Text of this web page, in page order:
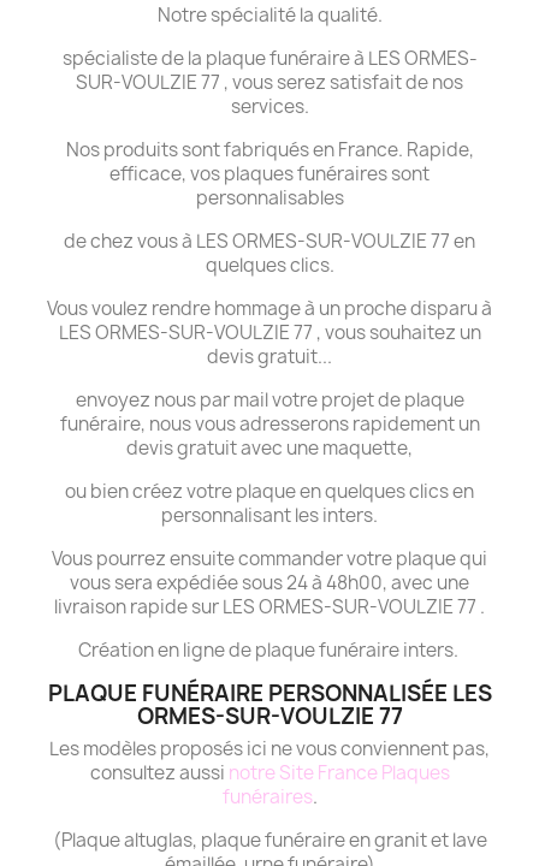
Notre spécialité la qualité.
spécialiste de la plaque funéraire à LES ORMES-
SUR-VOULZIE 77 , vous serez satisfait de nos
services.
Nos produits sont fabriqués en France. Rapide,
efficace, vos plaques funéraires sont
personnalisables
de chez vous à LES ORMES-SUR-VOULZIE 77 en
quelques clics.
Vous voulez rendre hommage à un proche disparu à
LES ORMES-SUR-VOULZIE 77 , vous souhaitez un
devis gratuit...
envoyez nous par mail votre projet de plaque
funéraire, nous vous adresserons rapidement un
devis gratuit avec une maquette,
ou bien créez votre plaque en quelques clics en
personnalisant les inters.
Vous pourrez ensuite commander votre plaque qui
vous sera expédiée sous 24 à 48h00, avec une
livraison rapide sur LES ORMES-SUR-VOULZIE 77 .
Création en ligne de plaque funéraire inters.
PLAQUE FUNÉRAIRE PERSONNALISÉE LES
ORMES-SUR-VOULZIE 77
Les modèles proposés ici ne vous conviennent pas,
consultez aussi notre Site France Plaques
funéraires.
(Plaque altuglas, plaque funéraire en granit et lave